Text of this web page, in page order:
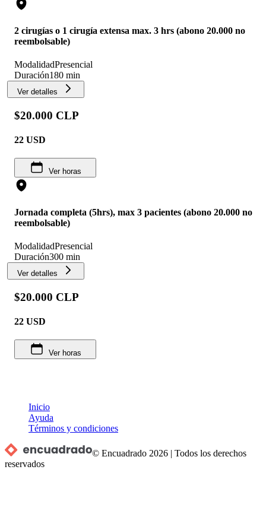
2 cirugías o 1 cirugía extensa max. 3 hrs (abono 20.000 no
reembolsable)
ModalidadPresencial
Duración180 min
Ver detalles
$20.000 CLP
22 USD
Ver horas
Jornada completa (5hrs), max 3 pacientes (abono 20.000 no
reembolsable)
ModalidadPresencial
Duración300 min
Ver detalles
$20.000 CLP
22 USD
Ver horas
Inicio
Ayuda
Términos y condiciones
© Encuadrado 2026 |Todos los derechos
reservados